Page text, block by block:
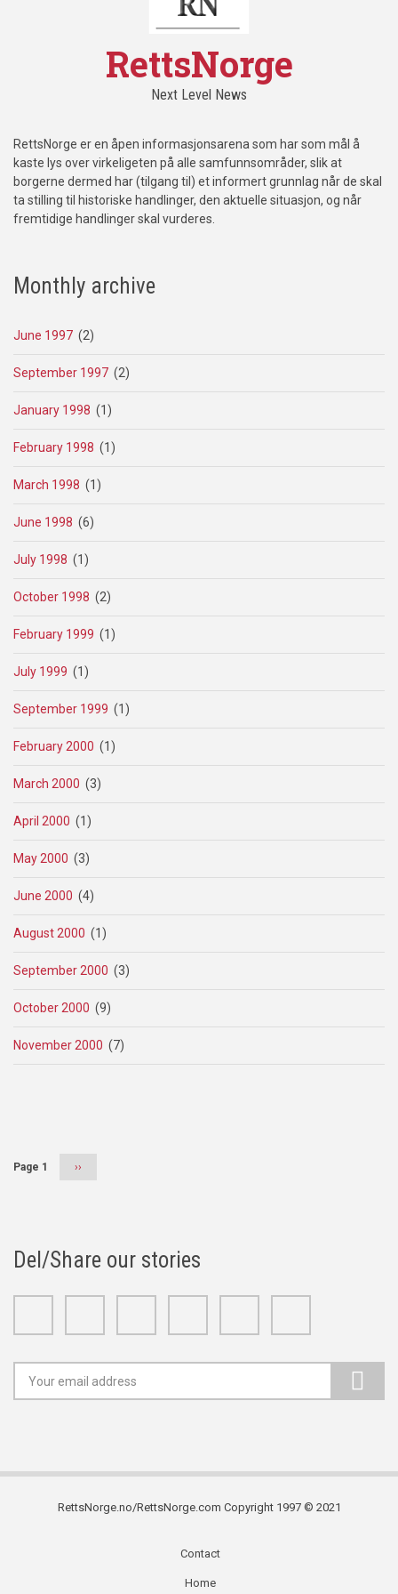
RettsNorge
Next Level News
RettsNorge er en åpen informasjonsarena som har som mål å
kaste lys over virkeligeten på alle samfunnsområder, slik at
borgerne dermed har (tilgang til) et informert grunnlag når de skal
ta stilling til historiske handlinger, den aktuelle situasjon, og når
fremtidige handlinger skal vurderes.
Monthly archive
June 1997 (2)
September 1997 (2)
January 1998 (1)
February 1998 (1)
March 1998 (1)
June 1998 (6)
July 1998 (1)
October 1998 (2)
February 1999 (1)
July 1999 (1)
September 1999 (1)
February 2000 (1)
March 2000 (3)
April 2000 (1)
May 2000 (3)
June 2000 (4)
August 2000 (1)
September 2000 (3)
October 2000 (9)
November 2000 (7)
Page 1
Next
››
Del/Share our stories
RettsNorge.no/RettsNorge.com Copyright 1997 © 2021
Contact
Home